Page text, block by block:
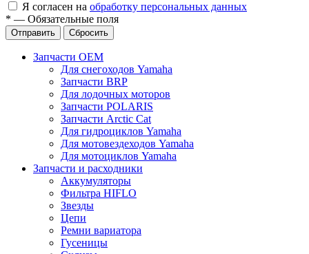
Я согласен на обработку персональных данных
* — Обязательные поля
Отправить Сбросить
Запчасти OEM
Для снегоходов Yamaha
Запчасти BRP
Для лодочных моторов
Запчасти POLARIS
Запчасти Arctic Cat
Для гидроциклов Yamaha
Для мотовездеходов Yamaha
Для мотоциклов Yamaha
Запчасти и расходники
Аккумуляторы
Фильтра HIFLO
Звезды
Цепи
Ремни вариатора
Гусеницы